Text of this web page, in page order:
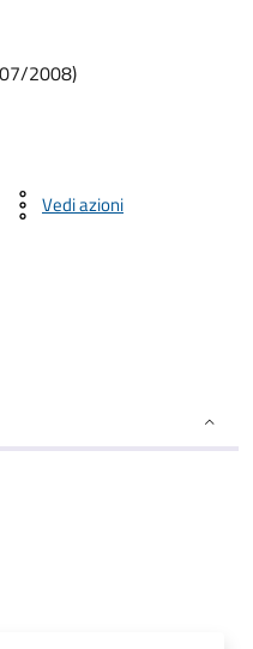
2008)
Vedi azioni